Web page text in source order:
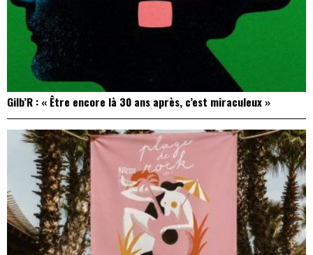
Gilb’R : « Être encore là 30 ans après, c’est miraculeux »